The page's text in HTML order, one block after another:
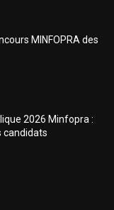
MINFOPRA des
2026 Minfopra :
candidats